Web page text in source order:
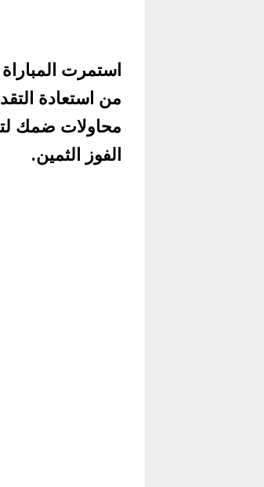
استمرت
محاولات ضمك
الفوز الثمين.